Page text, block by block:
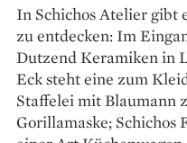
In Schichos Atelier gibt
zu entdecken: Im
Dutzend Keramiken in
Eck steht eine zum
Staffelei mit Blaumann
Gorillamaske; Schichos